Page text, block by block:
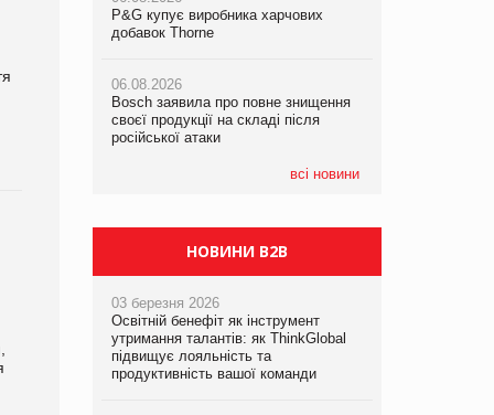
P&G купує виробника харчових
добавок Thorne
06.08.2026
Bosch заявила про повне знищення
своєї продукції на складі після
російської атаки
всі новини
у VARUS з’явилися новинки від ТМ
ТОКЕРИ
Сергій Лісунов про заморожені
P&G купує виробника харчових
добавок Thorne
06.08.2026
Bosch заявила про повне знищення
своєї продукції на складі після
російської атаки
НОВИНИ B2B
03 березня 2026
Освітній бенефіт як інструмент
утримання талантів: як ThinkGlobal
підвищує лояльність та
продуктивність вашої команди